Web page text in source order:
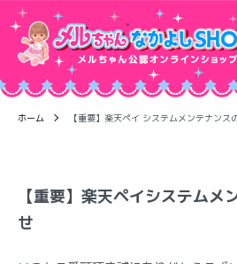
ホーム 【重要】楽天ペイ システムメンテナンス
【重要】楽天ペイシステムメ
せ